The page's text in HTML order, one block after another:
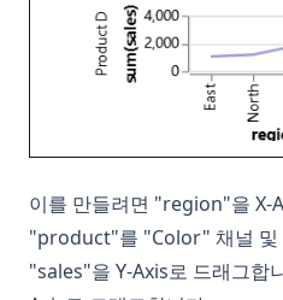
이를 만들려면 "region"을 X-
"product"를 "Color" 채널 및
"sales"을 Y-Axis로 드래그